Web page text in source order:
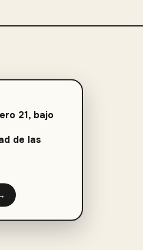
21, bajo
de las